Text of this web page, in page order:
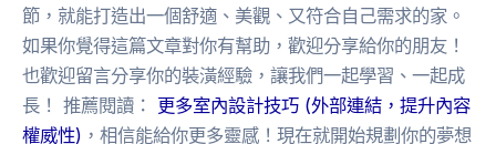
節，就能打造出一個舒適、美觀、又符合自己需求的家。
如果你覺得這篇文章對你有幫助，歡迎分享給你的朋友！
也歡迎留言分享你的裝潢經驗，讓我們一起學習、一起成
長！ 推薦閱讀： 更多室內設計技巧 (外部連結，提升內容
權威性) ，相信能給你更多靈感！現在就開始規劃你的夢想